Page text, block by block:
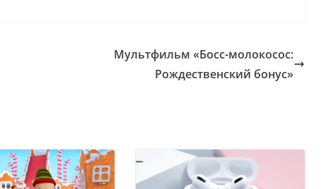
Мультфильм «Босс-молокосос:
Рождественский бонус»